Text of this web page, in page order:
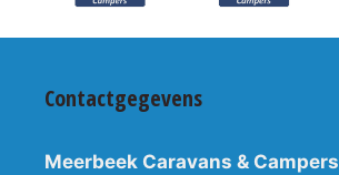
Contactgegevens
Meerbeek Caravans & Campers